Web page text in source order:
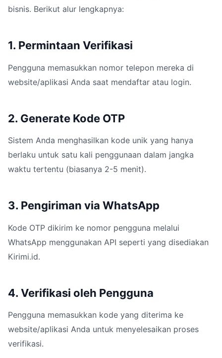
bisnis. Berikut alur lengkapnya:
1. Permintaan Verifikasi
Pengguna memasukkan nomor telepon mereka di
website/aplikasi Anda saat mendaftar atau login.
2. Generate Kode OTP
Sistem Anda menghasilkan kode unik yang hanya
berlaku untuk satu kali penggunaan dalam jangka
waktu tertentu (biasanya 2-5 menit).
3. Pengiriman via WhatsApp
Kode OTP dikirim ke nomor pengguna melalui
WhatsApp menggunakan API seperti yang disediakan
Kirimi.id.
4. Verifikasi oleh Pengguna
Pengguna memasukkan kode yang diterima ke
website/aplikasi Anda untuk menyelesaikan proses
verifikasi.